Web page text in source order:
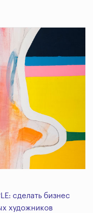
сделать бизнес
художников